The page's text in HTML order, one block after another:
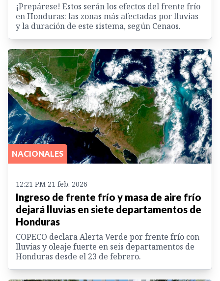
¡Prepárese! Estos serán los efectos del frente frío
en Honduras: las zonas más afectadas por lluvias
y la duración de este sistema, según Cenaos.
NACIONALES
12:21 PM 21 feb. 2026
Ingreso de frente frío y masa de aire frío
dejará lluvias en siete departamentos de
Honduras
COPECO declara Alerta Verde por frente frío con
lluvias y oleaje fuerte en seis departamentos de
Honduras desde el 23 de febrero.